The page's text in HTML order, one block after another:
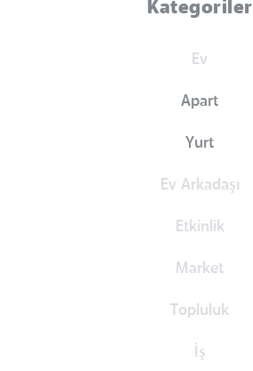
Kategoriler
Ev
Apart
Yurt
Ev Arkadaşı
Etkinlik
Market
Topluluk
İş